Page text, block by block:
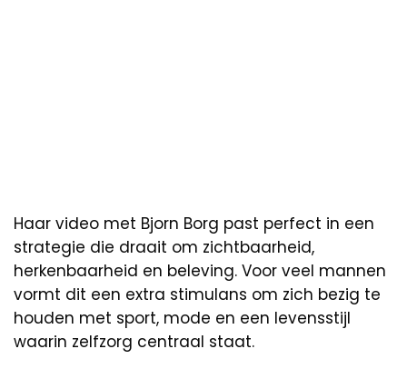
Haar video met Bjorn Borg past perfect in een
strategie die draait om zichtbaarheid,
herkenbaarheid en beleving. Voor veel mannen
vormt dit een extra stimulans om zich bezig te
houden met sport, mode en een levensstijl
waarin zelfzorg centraal staat.